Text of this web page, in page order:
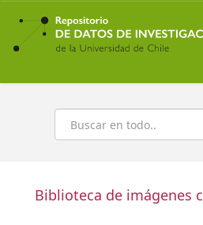
Ir
contenido
principal
Buscar
Biblioteca de imágenes